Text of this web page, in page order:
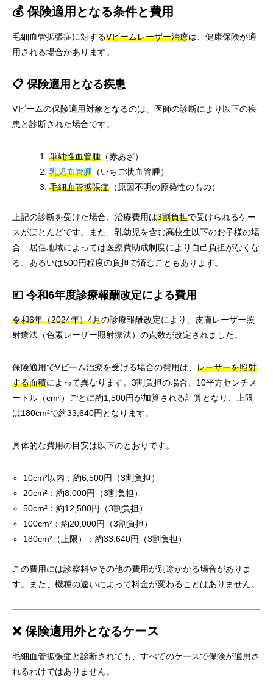
💰 保険適用となる条件と費用
毛細血管拡張症に対するVビームレーザー治療は、健康保険が適
用される場合があります。
📋 保険適用となる疾患
Vビームの保険適用対象となるのは、医師の診断により以下の疾
患と診断された場合です。
単純性血管腫 （赤あざ）
乳児血管腫 （いちご状血管腫）
毛細血管拡張症 （原因不明の原発性のもの）
上記の診断を受けた場合、治療費用は3割負担で受けられるケー
スがほとんどです。また、乳幼児を含む高校生以下のお子様の場
合、居住地域によっては医療費助成制度により自己負担がなくな
る、あるいは500円程度の負担で済むこともあります。
💴 令和6年度診療報酬改定による費用
令和6年（2024年）4月の診療報酬改定により、皮膚レーザー照
射療法（色素レーザー照射療法）の点数が改定されました。
保険適用でVビーム治療を受ける場合の費用は、 レーザーを照射
する面積によって異なります。3割負担の場合、10平方センチメ
ートル（cm²）ごとに約1,500円が加算される計算となり、上限
は180cm²で約33,640円となります。
具体的な費用の目安は以下のとおりです。
10cm²以内：約6,500円（3割負担）
20cm²：約8,000円（3割負担）
50cm²：約12,500円（3割負担）
100cm²：約20,000円（3割負担）
180cm²（上限）：約33,640円（3割負担）
この費用には診察料やその他の費用が別途かかる場合がありま
す。また、機種の違いによって料金が変わることはありません。
❌ 保険適用外となるケース
毛細血管拡張症と診断されても、すべてのケースで保険が適用さ
れるわけではありません。